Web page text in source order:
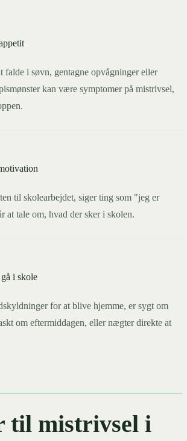
falde i søvn, gentagne opvågninger eller
kan være symptomer på mistrivsel,
til skolearbejdet, siger ting som "jeg er
at tale om, hvad der sker i skolen.
i skole
for at blive hjemme, er sygt om
om eftermiddagen, eller nægter direkte at
til mistrivsel i